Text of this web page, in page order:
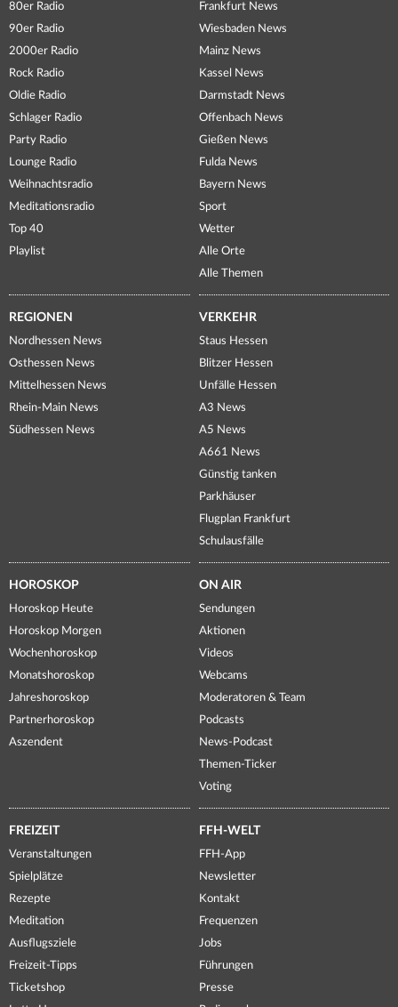
80er Radio
90er Radio
2000er Radio
Rock Radio
Oldie Radio
Schlager Radio
Party Radio
Lounge Radio
Weihnachtsradio
Meditationsradio
Top 40
Playlist
Frankfurt News
Wiesbaden News
Mainz News
Kassel News
Darmstadt News
Offenbach News
Gießen News
Fulda News
Bayern News
Sport
Wetter
Alle Orte
Alle Themen
REGIONEN
Nordhessen News
Osthessen News
Mittelhessen News
Rhein-Main News
Südhessen News
VERKEHR
Staus Hessen
Blitzer Hessen
Unfälle Hessen
A3 News
A5 News
A661 News
Günstig tanken
Parkhäuser
Flugplan Frankfurt
Schulausfälle
HOROSKOP
Horoskop Heute
Horoskop Morgen
Wochenhoroskop
Monatshoroskop
Jahreshoroskop
Partnerhoroskop
Aszendent
ON AIR
Sendungen
Aktionen
Videos
Webcams
Moderatoren & Team
Podcasts
News-Podcast
Themen-Ticker
Voting
FREIZEIT
Veranstaltungen
Spielplätze
Rezepte
Meditation
Ausflugsziele
Freizeit-Tipps
Ticketshop
FFH-WELT
FFH-App
Newsletter
Kontakt
Frequenzen
Jobs
Führungen
Presse